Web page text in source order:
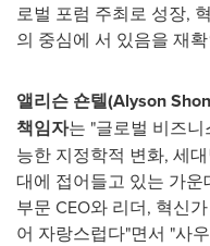
로벌 포럼 주최로 성장,
의 중심에 서 있음을 재
앨리슨 숀텔(Alyson
책임자는 "글로벌 비즈니
능한 지정학적 변화, 세
대에 접어들고 있는 가운
부문 CEO와 리더, 혁신가
어 자랑스럽다"면서 "사